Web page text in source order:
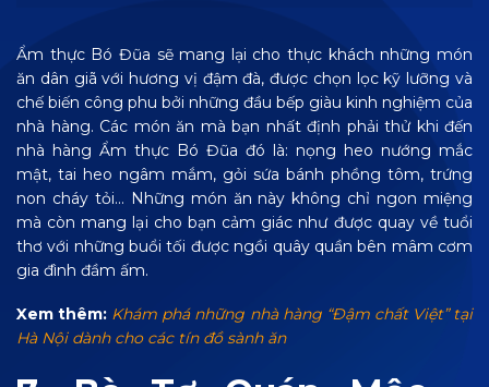
Ẩm thực Bó Đũa sẽ mang lại cho thực khách những món
ăn dân giã với hương vị đậm đà, được chọn lọc kỹ lưỡng và
chế biến công phu bởi những đầu bếp giàu kinh nghiệm của
nhà hàng. Các món ăn mà bạn nhất định phải thử khi đến
nhà hàng Ẩm thực Bó Đũa đó là: nọng heo nướng mắc
mật, tai heo ngâm mắm, gỏi sứa bánh phồng tôm, trứng
non cháy tỏi… Những món ăn này không chỉ ngon miệng
mà còn mang lại cho bạn cảm giác như được quay về tuổi
thơ với những buổi tối được ngồi quây quần bên mâm cơm
gia đình đầm ấm.
Xem thêm: Khám phá những nhà hàng “Đậm chất Việt” tại
Hà Nội dành cho các tín đồ sành ăn